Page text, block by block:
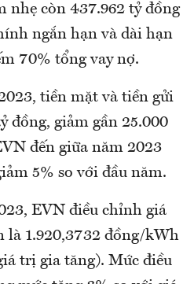
nhẹ còn 437.962 tỷ đồng
ngắn hạn và dài hạn
70% tổng vay nợ.
tiền mặt và tiền gửi
đồng, giảm gần 25.000
đến giữa năm 2023
5% so với đầu năm.
EVN điều chỉnh giá
là 1.920,3732 đồng/kWh
trị gia tăng). Mức điều